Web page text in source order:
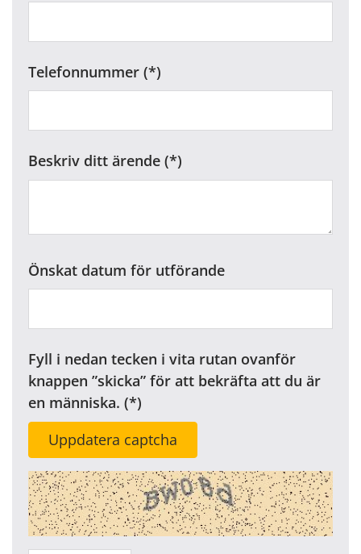
Telefonnummer
Beskriv ditt ärende
Önskat datum för utförande
Fyll i nedan tecken i vita rutan ovanför
knappen ”skicka” för att bekräfta att du är
en människa.
Uppdatera captcha